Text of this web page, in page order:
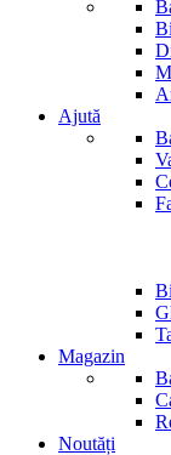
Ajută
Magazin
Noutăți